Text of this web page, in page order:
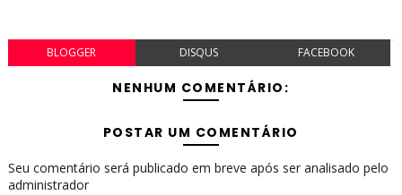
BLOGGER DISQUS FACEBOOK
NENHUM COMENTÁRIO:
POSTAR UM COMENTÁRIO
Seu comentário será publicado em breve após ser analisado pelo
administrador